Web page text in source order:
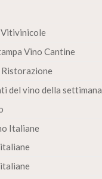
Vino Cantine
del vino della settimana
Italiane